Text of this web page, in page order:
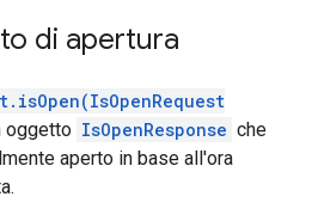
di apertura
oggetto IsOpenResponse che
aperto in base all'ora